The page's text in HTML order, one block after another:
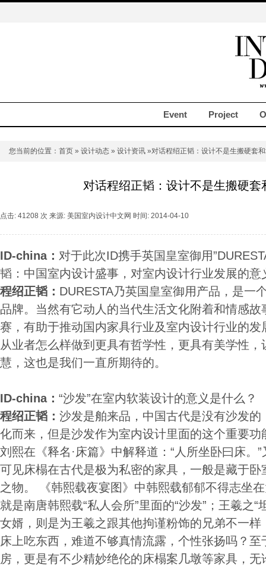
Event Project
您当前的位置： 首页 » 设计动态 » 设计资讯 »对话程绍正韬：设计不是生搬硬套
对话程绍正韬：设计不是生搬硬套
点击: 41208 次 来源: 美国室内设计中文网 时间: 2014-04-10
ID-china： 对于此次ID携手英国皇室御用
韬：中国室内设计盛事，对室内设计行业发展的意
程绍正韬： DURESTA乃英国皇室御用产品，是一
品牌。当然有它动人的当代生活文化附着和情感
赛，有助于推动国内家具行业及室内设计行业的
从业者怎么样做到更具有哲学性，更具有美学性
慧，这也是我们一直所期待的。
ID-china： “沙发”在室内软装设计的意义是什么？
程绍正韬： 沙发是舶来品，中国古代是没有沙发的
化而来，但是沙发作为室内设计里面的这个重要
刘熙在《释名·床篇》中解释道：“人所坐卧曰床。
可见床榻在古代是极为私密的家具，一般是藏于
之物。 《韩熙载夜宴图》中韩熙载郁郁不得志坐
就是南唐韩熙载“私人会所”里面的“沙发”；王羲之
女婿，则是为王羲之跟其他拘谨粉饰的兄弟不一
床上吃东西，难道不够真情流露，个性张扬吗？
房，更是有不少精妙绝伦的床榻案几墩等家具，